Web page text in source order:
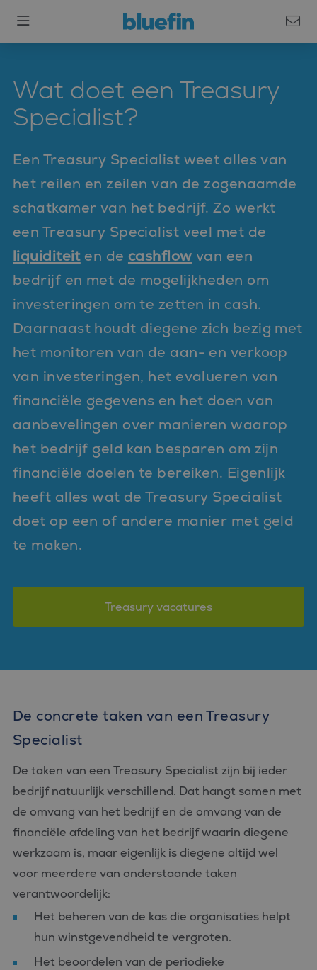
Wat doet een Treasury
Specialist?
Een Treasury Specialist weet alles van
het reilen en zeilen van de zogenaamde
schatkamer van het bedrijf. Zo werkt
een Treasury Specialist veel met de
liquiditeiten de cashflow van een
bedrijf en met de mogelijkheden om
investeringen om te zetten in cash.
Daarnaast houdt diegene zich bezig met
het monitoren van de aan- en verkoop
van investeringen, het evalueren van
financiële gegevens en het doen van
aanbevelingen over manieren waarop
het bedrijf geld kan besparen om zijn
financiële doelen te bereiken. Eigenlijk
heeft alles wat de Treasury Specialist
doet op een of andere manier met geld
te maken.
Treasury vacatures
De concrete taken van een Treasury
Specialist
De taken van een Treasury Specialist zijn bij ieder
bedrijf natuurlijk verschillend. Dat hangt samen met
de omvang van het bedrijf en de omvang van de
financiële afdeling van het bedrijf waarin diegene
werkzaam is, maar eigenlijk is diegene altijd wel
voor meerdere van onderstaande taken
verantwoordelijk:
Het beheren van de kas die organisaties helpt
hun winstgevendheid te vergroten.
Het beoordelen van de periodieke